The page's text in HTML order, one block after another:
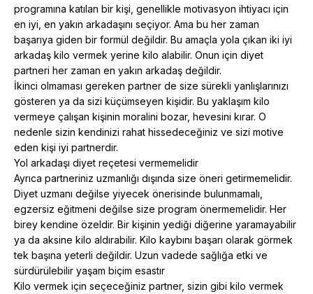
programına katılan bir kişi, genellikle motivasyon ihtiyacı için
en iyi, en yakın arkadaşını seçiyor. Ama bu her zaman
başarıya giden bir formül değildir. Bu amaçla yola çıkan iki iyi
arkadaş kilo vermek yerine kilo alabilir. Onun için diyet
partneri her zaman en yakın arkadaş değildir.
İkinci olmaması gereken partner de size sürekli yanlışlarınızı
gösteren ya da sizi küçümseyen kişidir. Bu yaklaşım kilo
vermeye çalışan kişinin moralini bozar, hevesini kırar. O
nedenle sizin kendinizi rahat hissedeceğiniz ve sizi motive
eden kişi iyi partnerdir.
Yol arkadaşı diyet reçetesi vermemelidir
Ayrıca partneriniz uzmanlığı dışında size öneri getirmemelidir.
Diyet uzmanı değilse yiyecek önerisinde bulunmamalı,
egzersiz eğitmeni değilse size program önermemelidir. Her
birey kendine özeldir. Bir kişinin yediği diğerine yaramayabilir
ya da aksine kilo aldırabilir. Kilo kaybını başarı olarak görmek
tek başına yeterli değildir. Uzun vadede sağlığa etki ve
sürdürülebilir yaşam biçim esastır
Kilo vermek için seçeceğiniz partner, sizin gibi kilo vermek